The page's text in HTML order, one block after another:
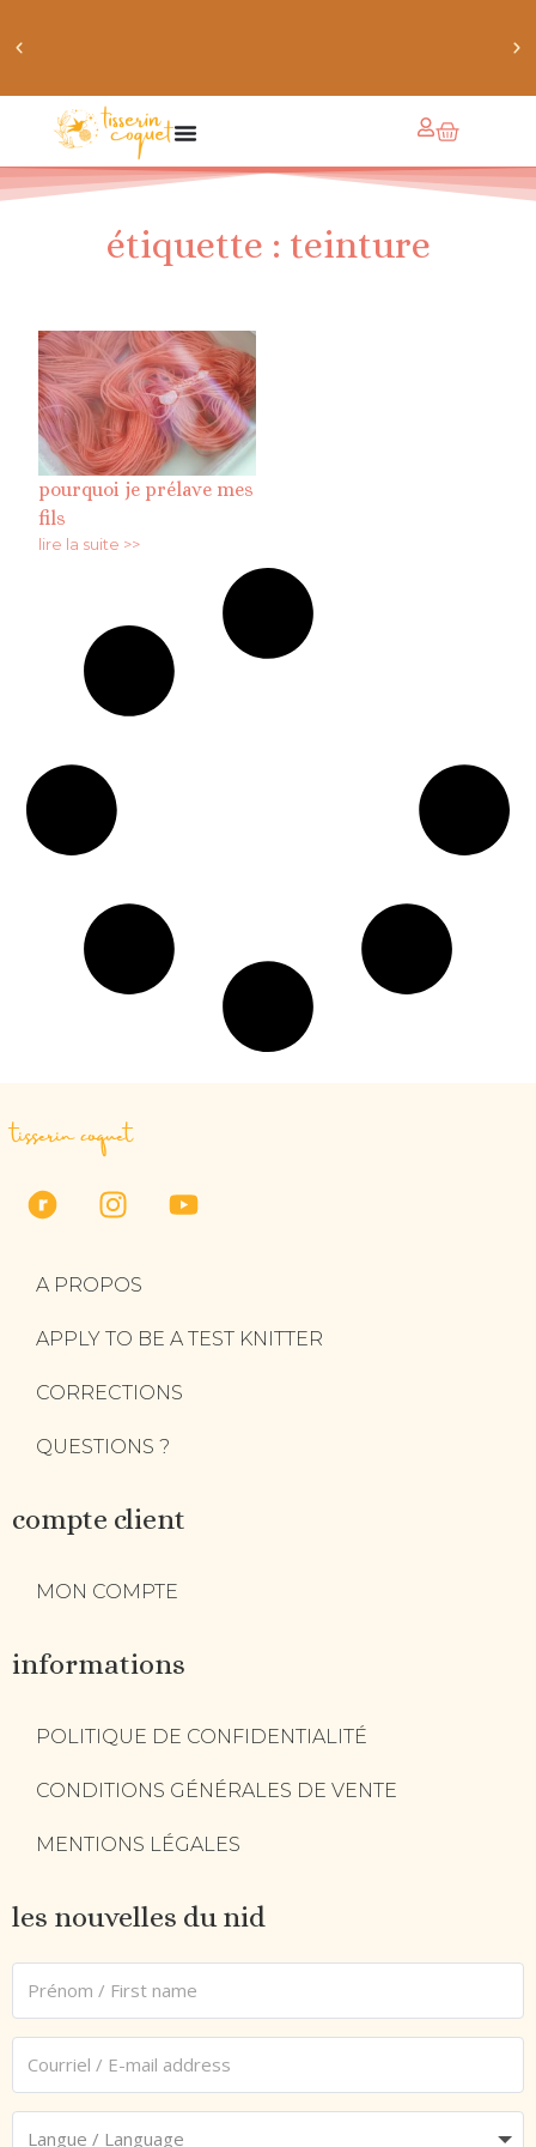
chaussettes douillettes :: le livre de chaussettes pour
petits et grands
étiquette : teinture
pourquoi je prélave mes
fils
lire la suite >>
tisserin coquet
A PROPOS
APPLY TO BE A TEST KNITTER
CORRECTIONS
QUESTIONS ?
compte client
MON COMPTE
informations
POLITIQUE DE CONFIDENTIALITÉ
CONDITIONS GÉNÉRALES DE VENTE
MENTIONS LÉGALES
les nouvelles du nid